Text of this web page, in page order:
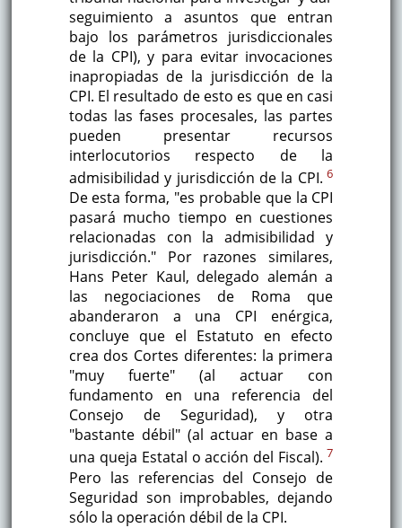
seguimiento a asuntos que entran
bajo los parámetros jurisdiccionales
de la CPI), y para evitar invocaciones
inapropiadas de la jurisdicción de la
CPI. El resultado de esto es que en casi
todas las fases procesales, las partes
pueden presentar recursos
interlocutorios respecto de la
admisibilidad y jurisdicción de la CPI. 6
De esta forma, "es probable que la CPI
pasará mucho tiempo en cuestiones
relacionadas con la admisibilidad y
jurisdicción." Por razones similares,
Hans Peter Kaul, delegado alemán a
las negociaciones de Roma que
abanderaron a una CPI enérgica,
concluye que el Estatuto en efecto
crea dos Cortes diferentes: la primera
"muy fuerte" (al actuar con
fundamento en una referencia del
Consejo de Seguridad), y otra
"bastante débil" (al actuar en base a
una queja Estatal o acción del Fiscal). 7
Pero las referencias del Consejo de
Seguridad son improbables, dejando
sólo la operación débil de la CPI.